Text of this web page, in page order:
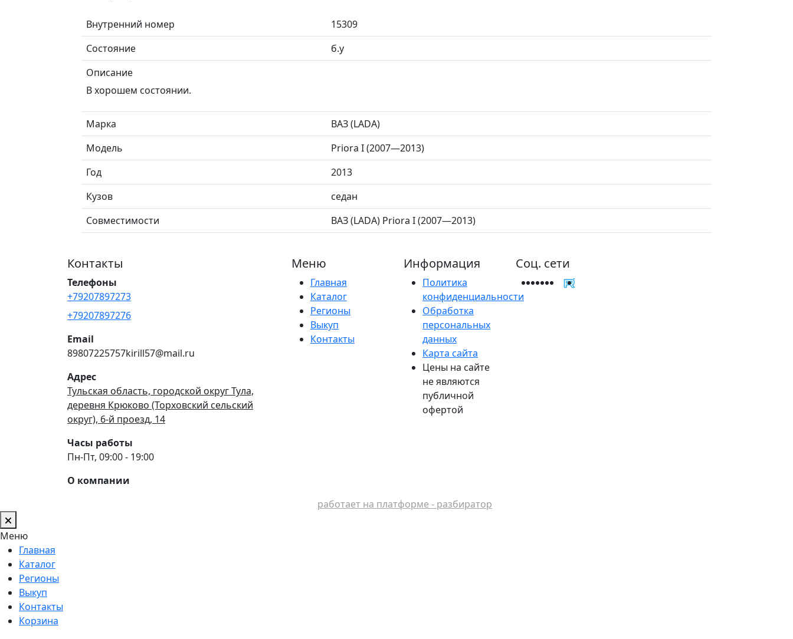
Внутренний номер
15309
Состояние
б.у
Описание
В хорошем состоянии.
Марка
ВАЗ (LADA)
Модель
Priora I (2007—2013)
Год
2013
Кузов
седан
Совместимости
ВАЗ (LADA) Priora I (2007—2013)
Контакты
Телефоны
+79207897273
+79207897276
Email
89807225757kirill57@mail.ru
Адрес
Тульская область, городской округ Тула,
деревня Крюково (Торховский сельский
округ), 6-й проезд, 14
Часы работы
Пн-Пт, 09:00 - 19:00
О компании
Меню
Главная
Каталог
Регионы
Выкуп
Контакты
Информация
Политика
конфиденциальности
Обработка
персональных
данных
Карта сайта
Цены на сайте
не являются
публичной
офертой
Соц. сети
работает на платформе - разбиратор
Меню
Главная
Каталог
Регионы
Выкуп
Контакты
Корзина